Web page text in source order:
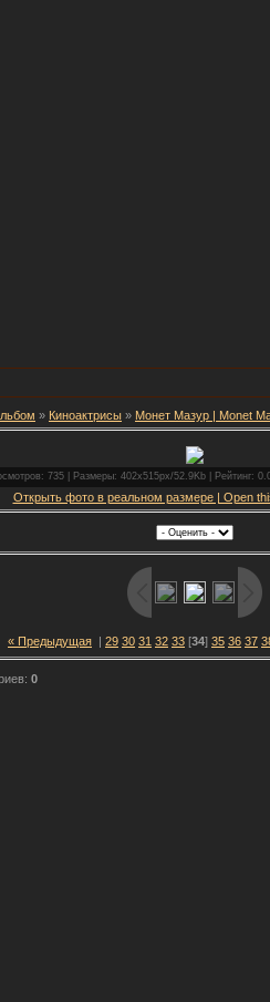
» Киноактрисы » Монет Мазур | Monet
735 | Размеры: 402x515px/52.9Kb | Рейтинг:
Открыть фото в реальном размере | Open
« Предыдущая | 29 30 31 32 33 [34] 35 36 37
0